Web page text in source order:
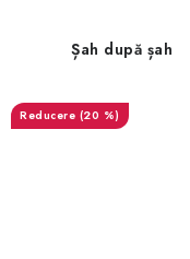
Șah după șah
(20 %)